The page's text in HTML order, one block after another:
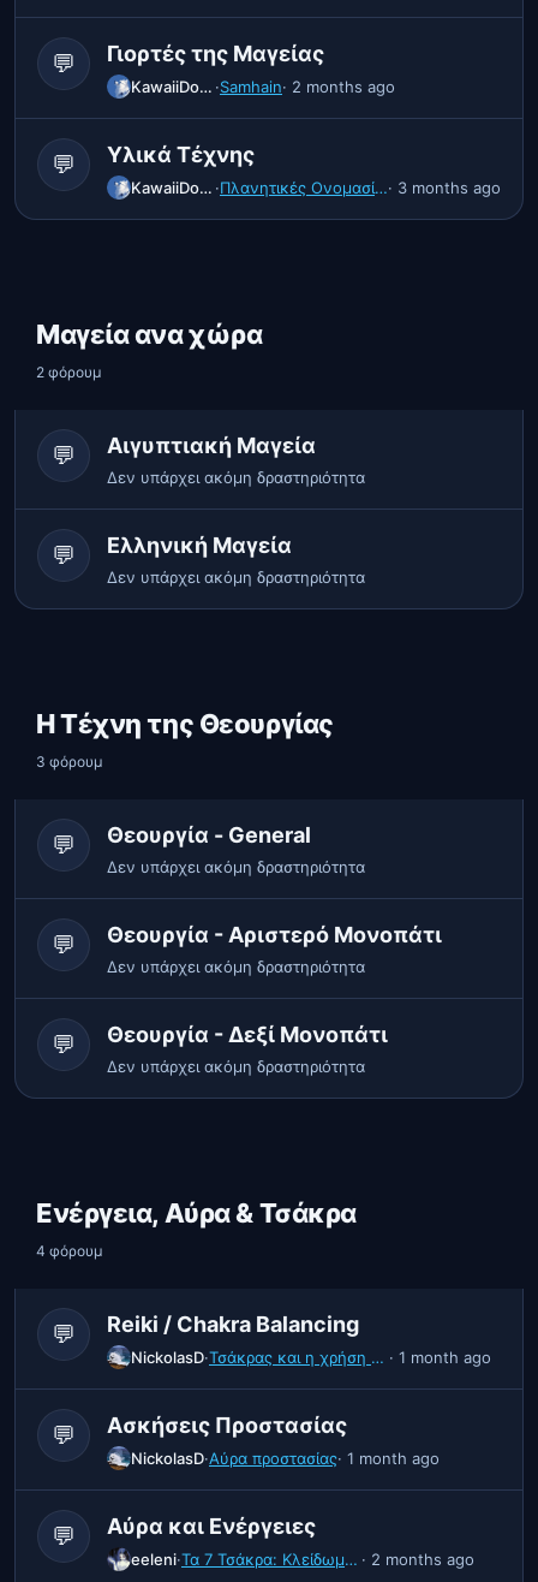
💬 Γιορτές της Μαγείας
KawaiiDoggo ·Samhain· 2 months ago
💬 Υλικά Τέχνης
KawaiiDoggo · Πλανητικές Ονομασίες εβδομάδας + Tips· 3 months ago
Μαγεία ανα χώρα
2 φόρουμ
💬 Αιγυπτιακή Μαγεία
Δεν υπάρχει ακόμη δραστηριότητα
💬 Ελληνική Μαγεία
Δεν υπάρχει ακόμη δραστηριότητα
Η Τέχνη της Θεουργίας
3 φόρουμ
💬 Θεουργία - General
Δεν υπάρχει ακόμη δραστηριότητα
💬 Θεουργία - Αριστερό Μονοπάτι
Δεν υπάρχει ακόμη δραστηριότητα
💬 Θεουργία - Δεξί Μονοπάτι
Δεν υπάρχει ακόμη δραστηριότητα
Ενέργεια, Αύρα & Τσάκρα
4 φόρουμ
💬 Reiki / Chakra Balancing
NickolasD· Τσάκρας και η χρήση τους στο Μεταφυσικό · 1 month ago
💬 Ασκήσεις Προστασίας
NickolasD·Αύρα προστασίας· 1 month ago
💬 Αύρα και Ενέργειες
eeleni· Τα 7 Τσάκρα: Κλείδωμα και Ξεκλείδωμα της Ενέργειας τους · 2 months ago